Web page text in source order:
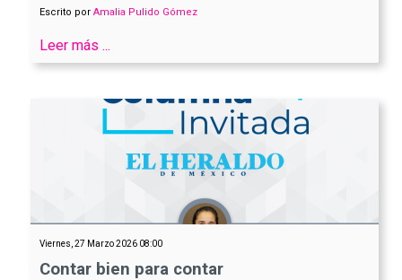
Escrito por Amalia Pulido Gómez
Leer más ...
Viernes, 27 Marzo 2026 08:00
Contar bien para contar